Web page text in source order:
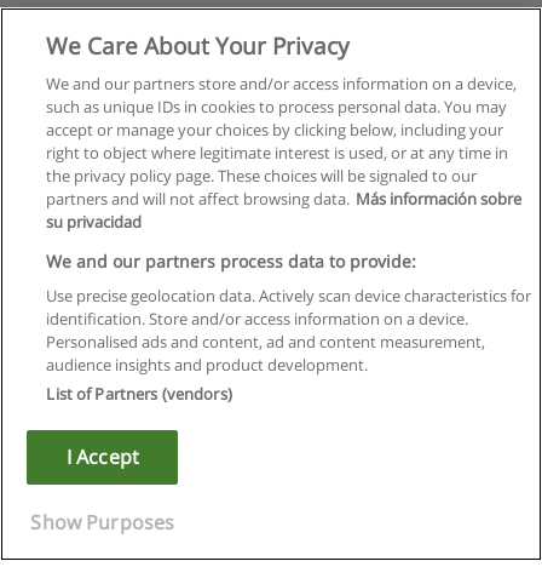
Kullanım koşulları
Gizlilik politikası
Copyright © Educaedu Business S.L. - CIF : B-95610580: -
We Care About Your Privacy
We and our partners store and/or access information on a device,
such as unique IDs in cookies to process personal data. You may
accept or manage your choices by clicking below, including your
right to object where legitimate interest is used, or at any time in
the privacy policy page. These choices will be signaled to our
partners and will not affect browsing data. Más información sobre
su privacidad
We and our partners process data to provide:
Use precise geolocation data. Actively scan device characteristics for
identification. Store and/or access information on a device.
Personalised ads and content, ad and content measurement,
audience insights and product development.
List of Partners (vendors)
I Accept
Show Purposes